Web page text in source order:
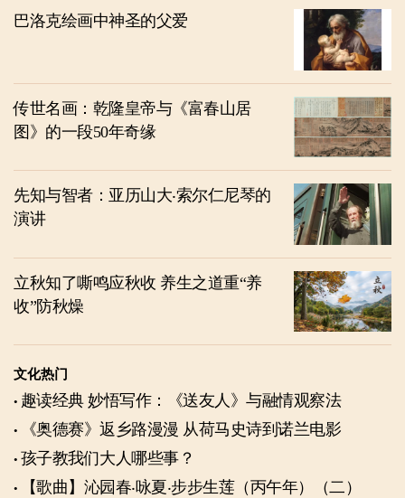
巴洛克绘画中神圣的父爱
传世名画：乾隆皇帝与《富春山居
图》的一段50年奇缘
先知与智者：亚历山大‧索尔仁尼琴的
演讲
立秋知了嘶鸣应秋收 养生之道重“养
收”防秋燥
文化热门
趣读经典 妙悟写作：《送友人》与融情观察法
《奥德赛》返乡路漫漫 从荷马史诗到诺兰电影
孩子教我们大人哪些事？
【歌曲】沁园春‧咏夏‧步步生莲（丙午年）（二）